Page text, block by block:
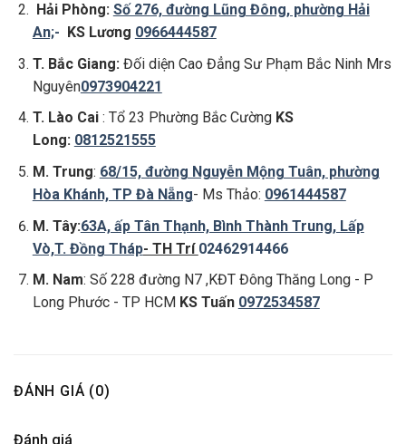
Hải Phòng: Số 276, đường Lũng Đông, phường Hải
An;- KS Lương 0966444587
T. Bắc Giang: Đối diện Cao Đẳng Sư Phạm Bắc Ninh Mrs
Nguyên0973904221
T. Lào Cai : Tổ 23 Phường Bắc Cường KS
Long: 0812521555
M. Trung: 68/15, đường Nguyễn Mộng Tuân, phường
Hòa Khánh, TP Đà Nẵng- Ms Thảo: 0961444587
M. Tây:63A, ấp Tân Thạnh, Bình Thành Trung, Lấp
Vò,T. Đồng Tháp- TH Trí 02462914466
M. Nam: Số 228 đường N7 ,KĐT Đông Thăng Long - P
Long Phước - TP HCMKS Tuấn 0972534587
ĐÁNH GIÁ (0)
Đánh giá